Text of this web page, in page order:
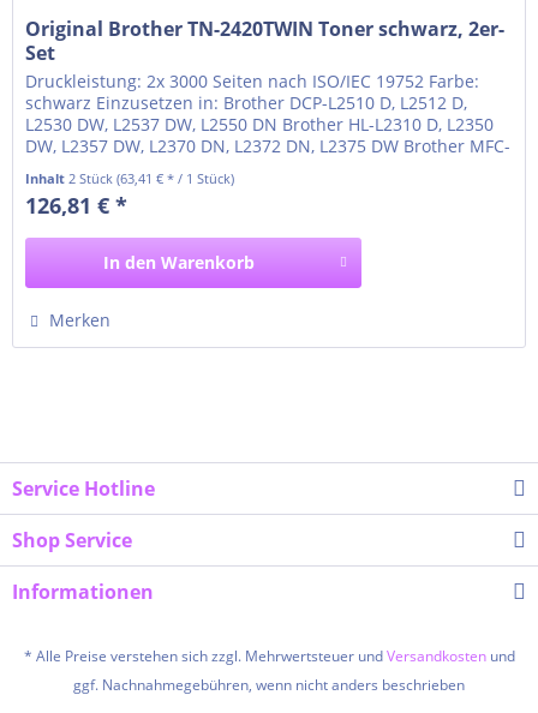
Original Brother TN-2420TWIN Toner schwarz, 2er-
Set
Druckleistung: 2x 3000 Seiten nach ISO/IEC 19752 Farbe:
schwarz Einzusetzen in: Brother DCP-L2510 D, L2512 D,
L2530 DW, L2537 DW, L2550 DN Brother HL-L2310 D, L2350
DW, L2357 DW, L2370 DN, L2372 DN, L2375 DW Brother MFC-
DW, L2735 DW, L2750 DW
Inhalt2 Stück(63,41 € * / 1 Stück)
126,81 € *
In den Warenkorb
Merken
Service Hotline
Shop Service
Informationen
* Alle Preise verstehen sich zzgl. Mehrwertsteuer undVersandkostenund
ggf. Nachnahmegebühren, wenn nicht anders beschrieben